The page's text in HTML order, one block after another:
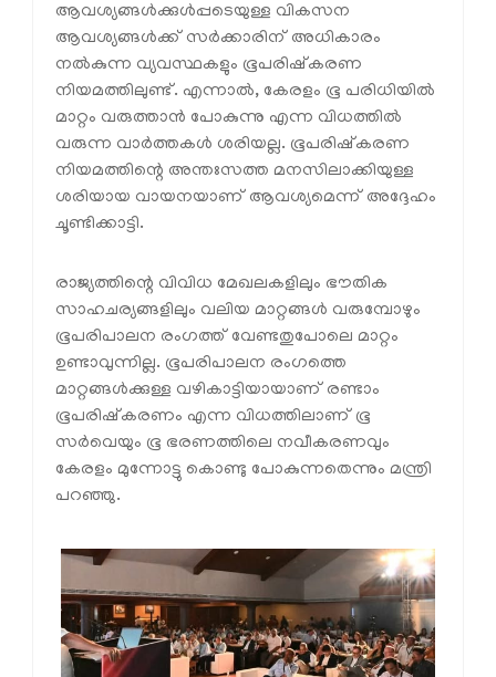
ആവശ്യങ്ങൾക്കുൾപ്പടെയുള്ള വികസന
ആവശ്യങ്ങൾക്ക് സർക്കാരിന് അധികാരം
നൽകുന്ന വ്യവസ്ഥകളും ഭൂപരിഷ്‌കരണ
നിയമത്തിലുണ്ട്. എന്നാൽ, കേരളം ഭൂ പരിധിയിൽ
മാറ്റം വരുത്താൻ പോകുന്നു എന്ന വിധത്തിൽ
വരുന്ന വാർത്തകൾ ശരിയല്ല. ഭൂപരിഷ്‌കരണ
നിയമത്തിന്റെ അന്തഃസത്ത മനസിലാക്കിയുള്ള
ശരിയായ വായനയാണ് ആവശ്യമെന്ന് അദ്ദേഹം
ചൂണ്ടിക്കാട്ടി.
രാജ്യത്തിന്റെ വിവിധ മേഖലകളിലും ഭൗതിക
സാഹചര്യങ്ങളിലും വലിയ മാറ്റങ്ങൾ വരുമ്പോഴും
ഭൂപരിപാലന രംഗത്ത് വേണ്ടതുപോലെ മാറ്റം
ഉണ്ടാവുന്നില്ല. ഭൂപരിപാലന രംഗത്തെ
മാറ്റങ്ങൾക്കുള്ള വഴികാട്ടിയായാണ് രണ്ടാം
ഭൂപരിഷ്‌കരണം എന്ന വിധത്തിലാണ് ഭൂ
സർവെയും ഭൂ ഭരണത്തിലെ നവീകരണവും
കേരളം മുന്നോട്ടു കൊണ്ടു പോകുന്നതെന്നും മന്ത്രി
പറഞ്ഞു.